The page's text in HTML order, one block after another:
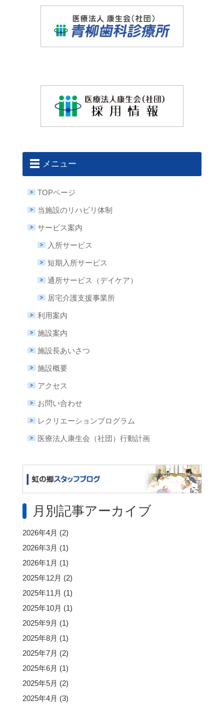
メニュー
TOPページ
当施設のリハビリ体制
サービス案内
入所サービス
短期入所サービス
通所サービス（デイケア）
居宅介護支援事業所
利用案内
施設案内
施設長あいさつ
施設概要
アクセス
お問い合わせ
レクリエーションプログラム
医療法人康生会（社団）行動計画
月別記事アーカイブ
2026年4月 (2)
2026年3月 (1)
2026年1月 (1)
2025年12月 (2)
2025年11月 (1)
2025年10月 (1)
2025年9月 (1)
2025年8月 (1)
2025年7月 (2)
2025年6月 (1)
2025年5月 (2)
2025年4月 (3)